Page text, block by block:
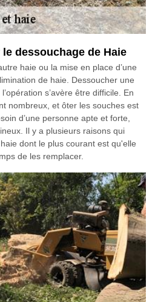
dessouchage de Haie
haie ou la mise en place d’une
de haie. Dessoucher une
s’avère être difficile. En
nombreux, et ôter les souches est
d’une personne apte et forte,
Il y a plusieurs raisons qui
dont le plus courant est qu'elle
de les remplacer.